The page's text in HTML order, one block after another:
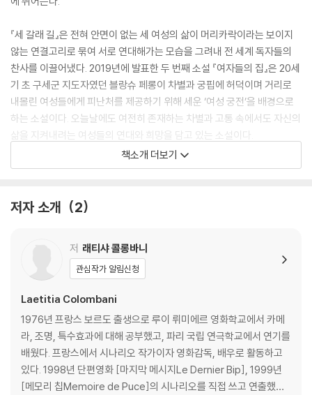
『세 갈래 길』은 전혀 안면이 없는 세 여성의 삶이 머리카락이라는 보이지
않는 연결고리로 묶여 서로 연대해가는 모습을 그려내 전 세계 독자들의
찬사를 이끌어냈다. 2019년에 발표한 두 번째 소설 『여자들의 집』은 20세
기 초 구세군 지도자였던 블랑슈 페롱이 차별과 궁핍에 허덕이며 거리로
내몰린 여성들에게 피난처를 제공하기 위해 세운 ‘여성 궁전’을 배경으로
하는 소설이다. 오늘날에도 여전히 존재하는 차별과 고통 속에서도 자신의
삶을 지켜내려는 여성들의 연대와 희망을 담고 있는 소설이다.
2021년 작 『연』은 앞선 두 작품의 연장선상에 있는 소설로 역시 여성들의
잃은 교사 레나는 새로운 삶의 지표를 찾기 위해 인도로 떠난다. 이 소설은
책소개 더보기
저자 소개 2
저 래티샤 콜롱바니
관심작가 알림신청
Laetitia Colombani
1976년 프랑스 보르도 출생으로 루이 뤼미에르 영화학교에서 카메
라, 조명, 특수효과에 대해 공부했고, 파리 국립 연극학교에서 연기를
배웠다. 프랑스에서 시나리오 작가이자 영화감독, 배우로 활동하고
있다. 1998년 단편영화 [마지막 메시지Le Dernier Bip], 1999년
[메모리 칩Memoire de Puce]의 시나리오를 직접 쓰고 연출했다.